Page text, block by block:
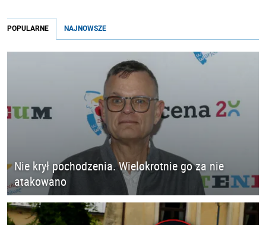
POPULARNE NAJNOWSZE
Nie krył pochodzenia. Wielokrotnie go za nie
atakowano